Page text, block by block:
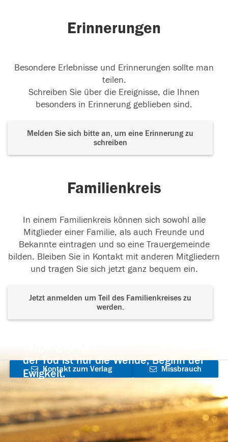
Erinnerungen
Besondere Erlebnisse und Erinnerungen sollte man
teilen.
Schreiben Sie über die Ereignisse, die Ihnen
besonders in Erinnerung geblieben sind.
Melden Sie sich bitte an, um eine Erinnerung zu
schreiben
Familienkreis
In einem Familienkreis können sich sowohl alle
Mitglieder einer Familie, als auch Freunde und
Bekannte eintragen und so eine Trauergemeinde
bilden. Bleiben Sie in Kontakt mit anderen Mitgliedern
und tragen Sie sich jetzt ganz bequem ein.
Jetzt anmelden um Teil des Familienkreises zu
werden.
der Tod ist nur die Wende, Beginn der
Ewigkeit.
Kontakt zum Verlag
aufnehmen
Missbrauch